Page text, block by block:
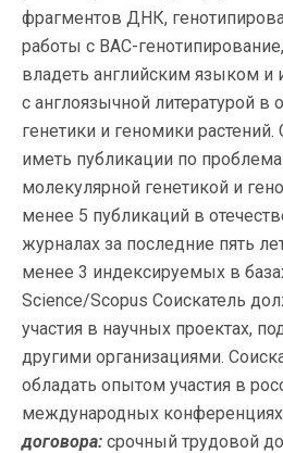
фрагментов ДНК,
работы с ВАС-
владеть английским языком и
с англоязычной литературой в
генетики и геномики
иметь публикации по
молекулярной генетикой и
менее 5 публикаций в
журналах за последние пять
менее 3 индексируемых в
Science/Scopus Соискатель
участия в научных проектах,
другими организациями.
обладать опытом участия в
международных
договора: срочный трудовой